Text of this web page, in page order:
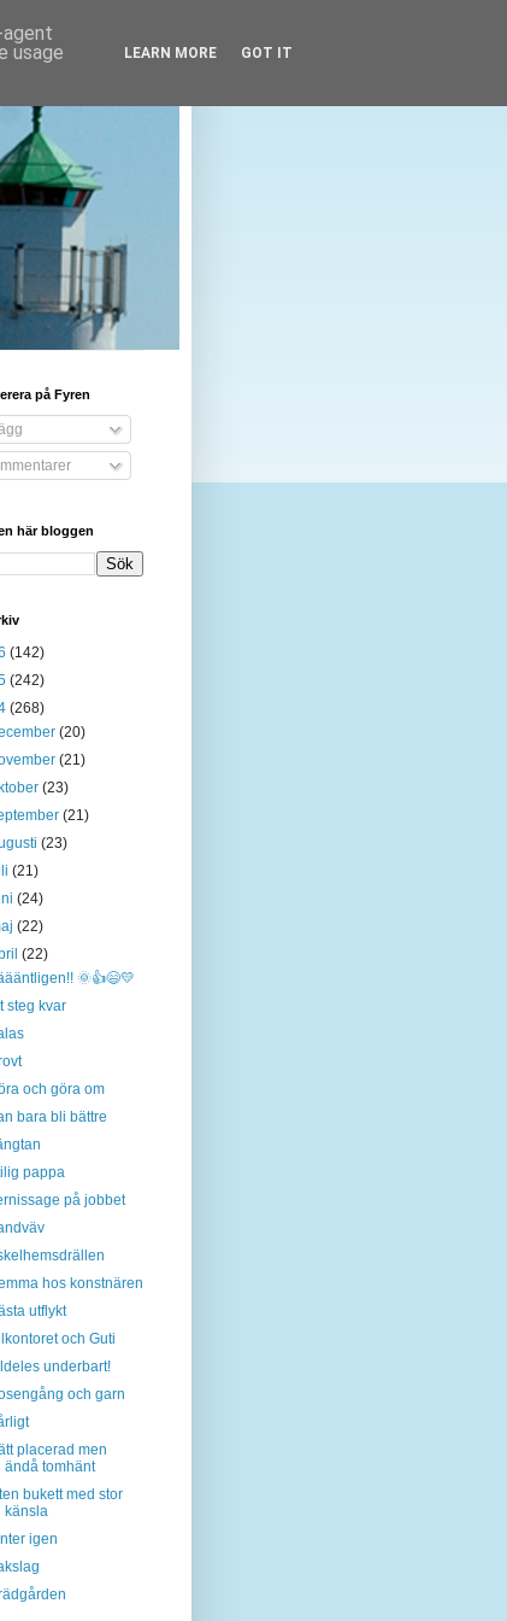
på Fyren
här bloggen
(142)
(242)
(268)
(20)
(21)
(23)
(21)
(23)
(21)
(24)
(22)
(22)
🌞👍😄💛
steg kvar
och göra om
bara bli bättre
pappa
på jobbet
hos konstnären
utflykt
och Guti
underbart!
och garn
placerad men
ändå tomhänt
bukett med stor
känsla
igen
usage
LEARN MORE GOT IT